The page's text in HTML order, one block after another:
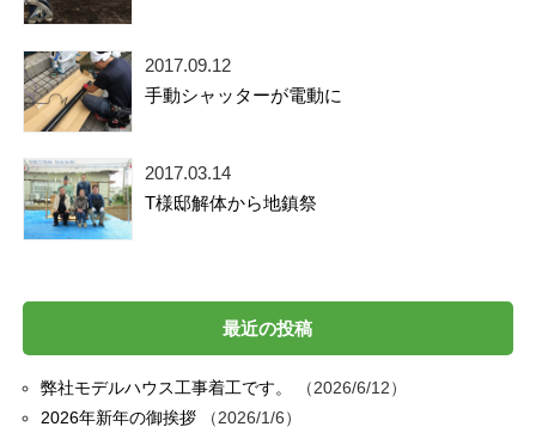
2017.09.12
手動シャッターが電動に
2017.03.14
T様邸解体から地鎮祭
最近の投稿
弊社モデルハウス工事着工です。
2026/6/12
2026年新年の御挨拶
2026/1/6